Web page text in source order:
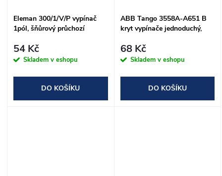
ů
Eleman 300/1/V/P vypínač
1pól, šňůrový průchozí
54 Kč
Skladem v eshopu
DO KOŠÍKU
ABB Tango 3558A-A651 B
kryt vypínače jednoduchý,
68 Kč
Skladem v eshopu
DO KOŠÍKU